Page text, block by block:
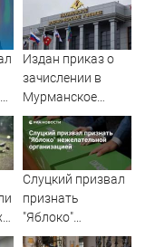
снимки NASA
Издан приказ о
зачислении в
Мурманское
нахимовское
училище
Слуцкий призвал
признать
"Яблоко"
нежелательной